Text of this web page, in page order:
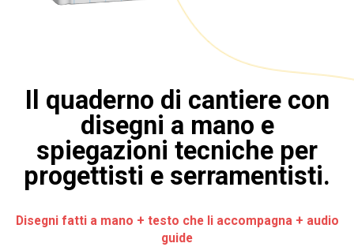
Il quaderno di cantiere con
disegni a mano e
spiegazioni tecniche per
progettisti e serramentisti.
Disegni fatti a mano + testo che li accompagna + audio
guide